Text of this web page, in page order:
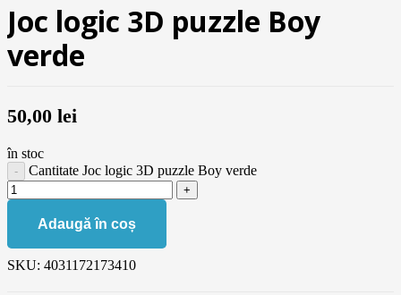
Joc logic 3D puzzle Boy
verde
50,00 lei
în stoc
Cantitate Joc logic 3D puzzle Boy verde
Adaugă în coș
SKU: 4031172173410